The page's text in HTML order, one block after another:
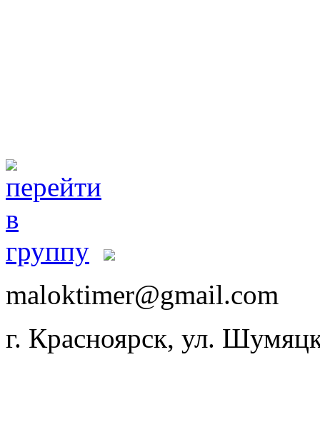
maloktimer@gmail.com
г. Красноярск, ул.